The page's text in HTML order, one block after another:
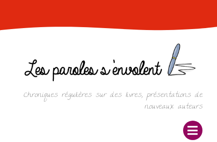
content
Chroniques régulières sur des livres, présentations de
nouveaux auteurs